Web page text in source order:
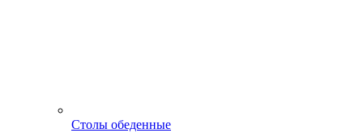
Столы обеденные